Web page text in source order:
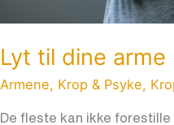
Lyt til dine arme
Armene, Krop & Psyke,
De fleste kan ikke